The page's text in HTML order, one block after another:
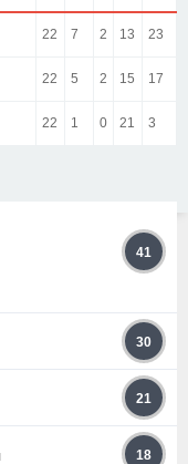
22 7 2 13 23
22 5 2 15 17
22 1 0 21 3
41
30
21
18